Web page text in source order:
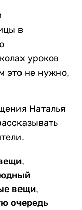
в
уроков
это не нужно,
Наталья
вещи,
очередь